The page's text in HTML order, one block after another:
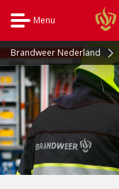
Menu
Brandweer Nederland